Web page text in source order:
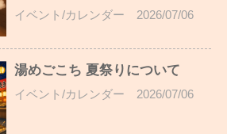
イベント/カレンダー 2026/07/06
湯めごこち 夏祭りについて
イベント/カレンダー 2026/07/06